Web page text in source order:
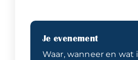
Je evenement
Waar, wanneer en wat